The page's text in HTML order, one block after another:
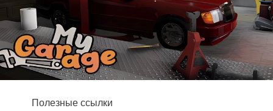
Полезные ссылки